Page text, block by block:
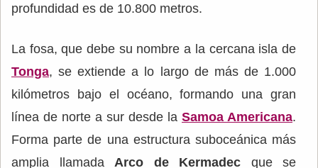
profundidad es de 10.800 metros.
La fosa, que debe su nombre a la cercana isla de
Tonga, se extiende a lo largo de más de 1.000
kilómetros bajo el océano, formando una gran
línea de norte a sur desde la Samoa Americana.
Forma parte de una estructura suboceánica más
amplia llamada Arco de Kermadec que se